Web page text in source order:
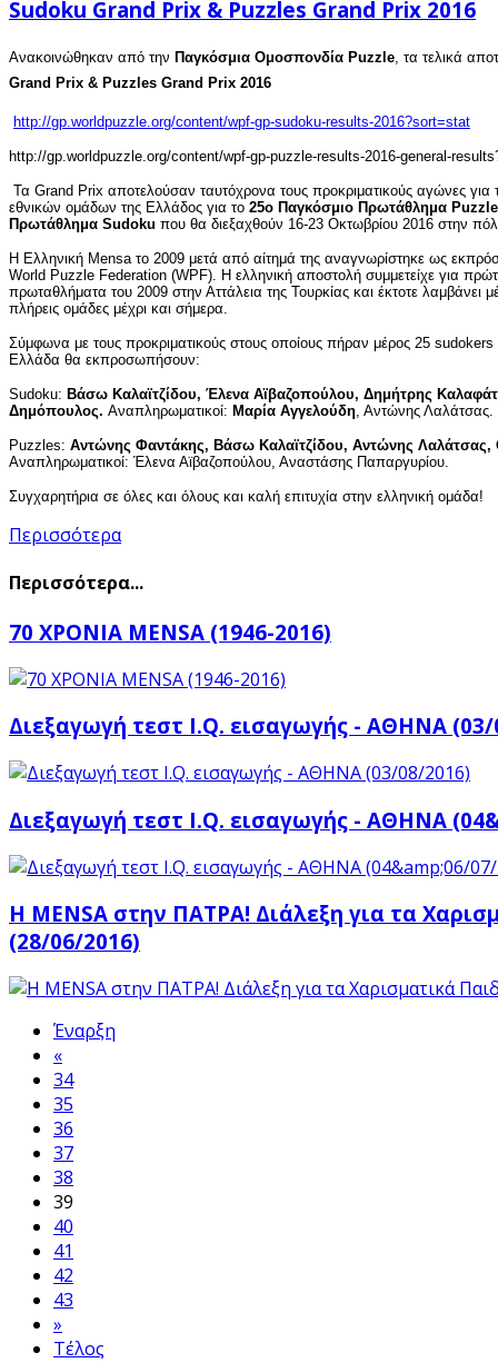
Sudoku Grand Prix & Puzzles Grand Prix 2016
Ανακοινώθηκαν από την Παγκόσμια Ομοσπονδία Puzzle , τα τελικά
Grand Prix & Puzzles Grand Prix 2016
http://gp.worldpuzzle.org/content/wpf-gp-sudoku-results-2016?sort=stat
http://gp.worldpuzzle.org/content/wpf-gp-puzzle-results-2016-general-
Τα Grand Prix αποτελούσαν ταυτόχρονα τους προκριματικούς αγώνες για
εθνικών ομάδων της Ελλάδος για το 25ο Παγκόσμιο Πρωτάθλημα
Πρωτάθλημα Sudoku που θα διεξαχθούν 16-23 Οκτωβρίου 2016 στην
Η Ελληνική Mensa το 2009 μετά από αίτημά της αναγνωρίστηκε ως
World Puzzle Federation (WPF). Η ελληνική αποστολή συμμετείχε για
πρωταθλήματα του 2009 στην Αττάλεια της Τουρκίας και έκτοτε λαμβάνει
πλήρεις ομάδες μέχρι και σήμερα.
Σύμφωνα με τους προκριματικούς στους οποίους πήραν μέρος 25
Ελλάδα θα εκπροσωπήσουν:
Sudoku: Βάσω Καλαϊτζίδου, Έλενα Αϊβαζοπούλου, Δημήτρης
Δημόπουλος. Αναπληρωματικοί: Μαρία Αγγελούδη , Αντώνης Λαλάτσας.
Puzzles: Αντώνης Φαντάκης, Βάσω Καλαϊτζίδου, Αντώνης
Αναπληρωματικοί: Έλενα Αϊβαζοπούλου, Αναστάσης Παπαργυρίου.
Συγχαρητήρια σε όλες και όλους και καλή επιτυχία στην ελληνική ομάδα!
Περισσότερα
Περισσότερα...
70 ΧΡΟΝΙΑ MENSA (1946-2016)
Διεξαγωγή τεστ I.Q. εισαγωγής - ΑΘΗΝΑ (03/
Διεξαγωγή τεστ I.Q. εισαγωγής - ΑΘΗΝΑ
Η MENSA στην ΠΑΤΡΑ! Διάλεξη για τα
(28/06/2016)
Έναρξη
«
34
35
36
37
38
39
40
41
42
43
»
Τέλος